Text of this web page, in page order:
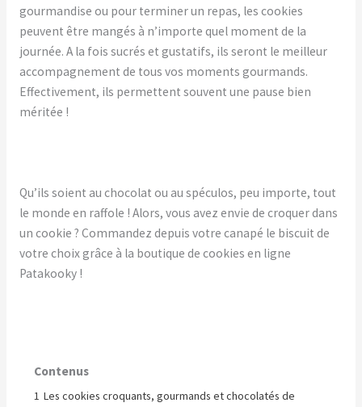
gourmandise ou pour terminer un repas, les cookies
peuvent être mangés à n’importe quel moment de la
journée. A la fois sucrés et gustatifs, ils seront le meilleur
accompagnement de tous vos moments gourmands.
Effectivement, ils permettent souvent une pause bien
méritée !
Qu’ils soient au chocolat ou au spéculos, peu importe, tout
le monde en raffole ! Alors, vous avez envie de croquer dans
un cookie ? Commandez depuis votre canapé le biscuit de
votre choix grâce à la boutique de cookies en ligne
Patakooky !
Contenus
1 Les cookies croquants, gourmands et chocolatés de